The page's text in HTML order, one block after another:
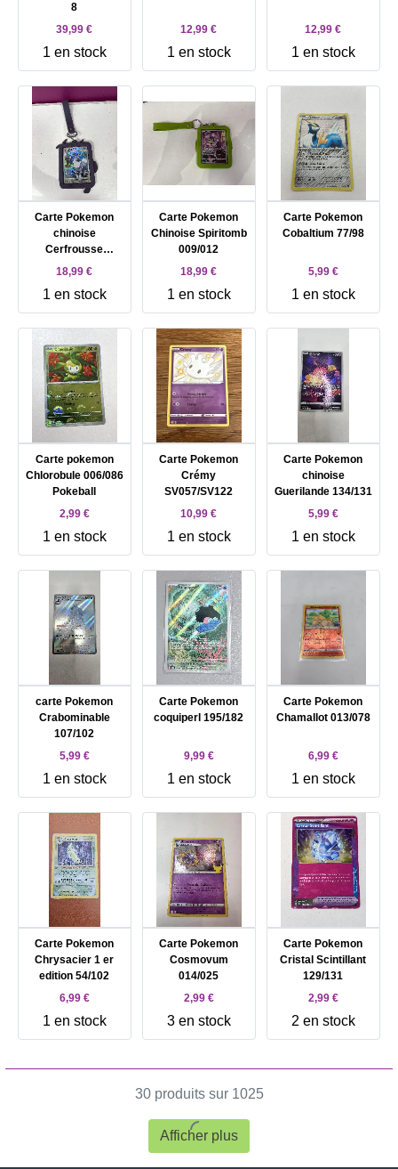
8
39,99 €
1 en stock
12,99 €
1 en stock
12,99 €
1 en stock
Carte Pokemon
chinoise
Cerfrousse
006/012
18,99 €
1 en stock
Carte Pokemon
Chinoise Spiritomb
009/012
18,99 €
1 en stock
Carte Pokemon
Cobaltium 77/98
5,99 €
1 en stock
Carte pokemon
Chlorobule 006/086
Pokeball
2,99 €
1 en stock
Carte Pokemon
Crémy
SV057/SV122
10,99 €
1 en stock
Carte Pokemon
chinoise
Guerilande 134/131
5,99 €
1 en stock
carte Pokemon
Crabominable
107/102
5,99 €
1 en stock
Carte Pokemon
coquiperl 195/182
9,99 €
1 en stock
Carte Pokemon
Chamallot 013/078
6,99 €
1 en stock
Carte Pokemon
Chrysacier 1 er
edition 54/102
6,99 €
1 en stock
Carte Pokemon
Cosmovum
014/025
2,99 €
3 en stock
Carte Pokemon
Cristal Scintillant
129/131
2,99 €
2 en stock
30 produits sur 1025
Afficher plus